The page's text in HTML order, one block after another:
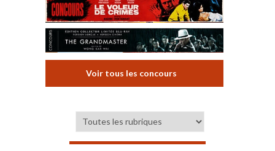
Voir tous les concours